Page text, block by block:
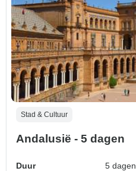
Stad & Cultuur
Andalusië - 5 dagen
Duur
5 dagen